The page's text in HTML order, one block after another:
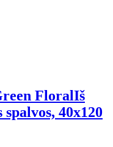
FloralIš
40x120